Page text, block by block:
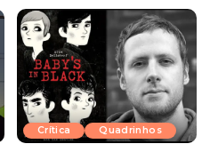
Crítica Quadrinhos